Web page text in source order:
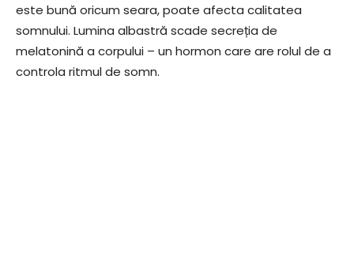
este bună oricum seara, poate afecta calitatea
somnului. Lumina albastră scade secreția de
melatonină a corpului – un hormon care are rolul de a
controla ritmul de somn.